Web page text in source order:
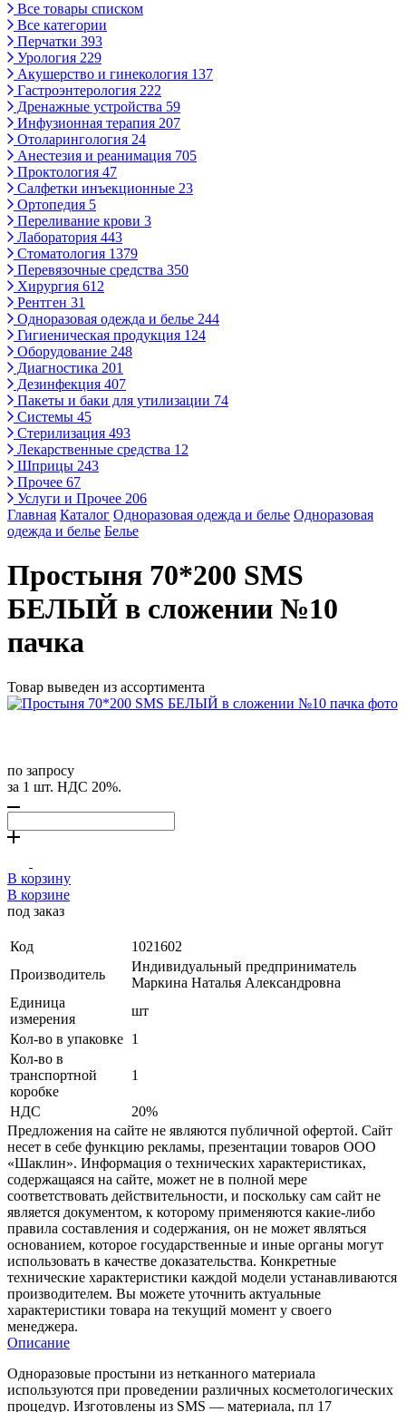
Все товары списком
Все категории
Перчатки 393
Урология 229
Акушерство и гинекология 137
Гастроэнтерология 222
Дренажные устройства 59
Инфузионная терапия 207
Отоларингология 24
Анестезия и реанимация 705
Проктология 47
Салфетки инъекционные 23
Ортопедия 5
Переливание крови 3
Лаборатория 443
Стоматология 1379
Перевязочные средства 350
Хирургия 612
Рентген 31
Одноразовая одежда и белье 244
Гигиеническая продукция 124
Оборудование 248
Диагностика 201
Дезинфекция 407
Пакеты и баки для утилизации 74
Системы 45
Стерилизация 493
Лекарственные средства 12
Шприцы 243
Прочее 67
Услуги и Прочее 206
Главная Каталог Одноразовая одежда и белье Одноразовая
одежда и белье Белье
Простыня 70*200 SMS
БЕЛЫЙ в сложении №10
пачка
Товар выведен из ассортимента
по запросу
за 1 шт. НДС 20%.
В корзину
В корзине
под заказ
Код
1021602
Производитель
Индивидуальный предприниматель
Маркина Наталья Александровна
Единица
измерения
шт
Кол-во в упаковке 1
Кол-во в
транспортной
коробке
1
НДС
20%
Предложения на сайте не являются публичной офертой. Сайт
несет в себе функцию рекламы, презентации товаров ООО
«Шаклин». Информация о технических характеристиках,
содержащаяся на сайте, может не в полной мере
соответствовать действительности, и поскольку сам сайт не
является документом, к которому применяются какие-либо
правила составления и содержания, он не может являться
основанием, которое государственные и иные органы могут
использовать в качестве доказательства. Конкретные
технические характеристики каждой модели устанавливаются
производителем. Вы можете уточнить актуальные
характеристики товара на текущий момент у своего
менеджера.
Описание
Одноразовые простыни из нетканного материала
используются при проведении различных косметологических
процедур. Изготовлены из SMS — материала, пл 17